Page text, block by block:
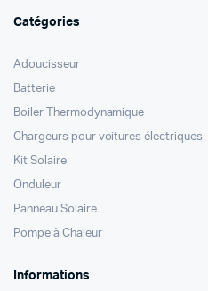
Catégories
Adoucisseur
Batterie
Boiler Thermodynamique
Chargeurs pour voitures électriques
Kit Solaire
Onduleur
Panneau Solaire
Pompe à Chaleur
Informations